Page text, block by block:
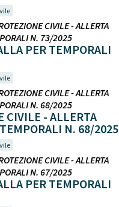
CIVILE - ALLERTA
N. 73/2025
PER TEMPORALI
CIVILE - ALLERTA
N. 68/2025
CIVILE - ALLERTA
N. 68/2025
CIVILE - ALLERTA
N. 67/2025
PER TEMPORALI